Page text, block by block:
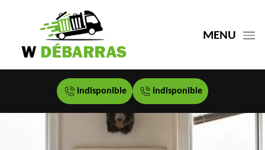
MENU
indisponible indisponible